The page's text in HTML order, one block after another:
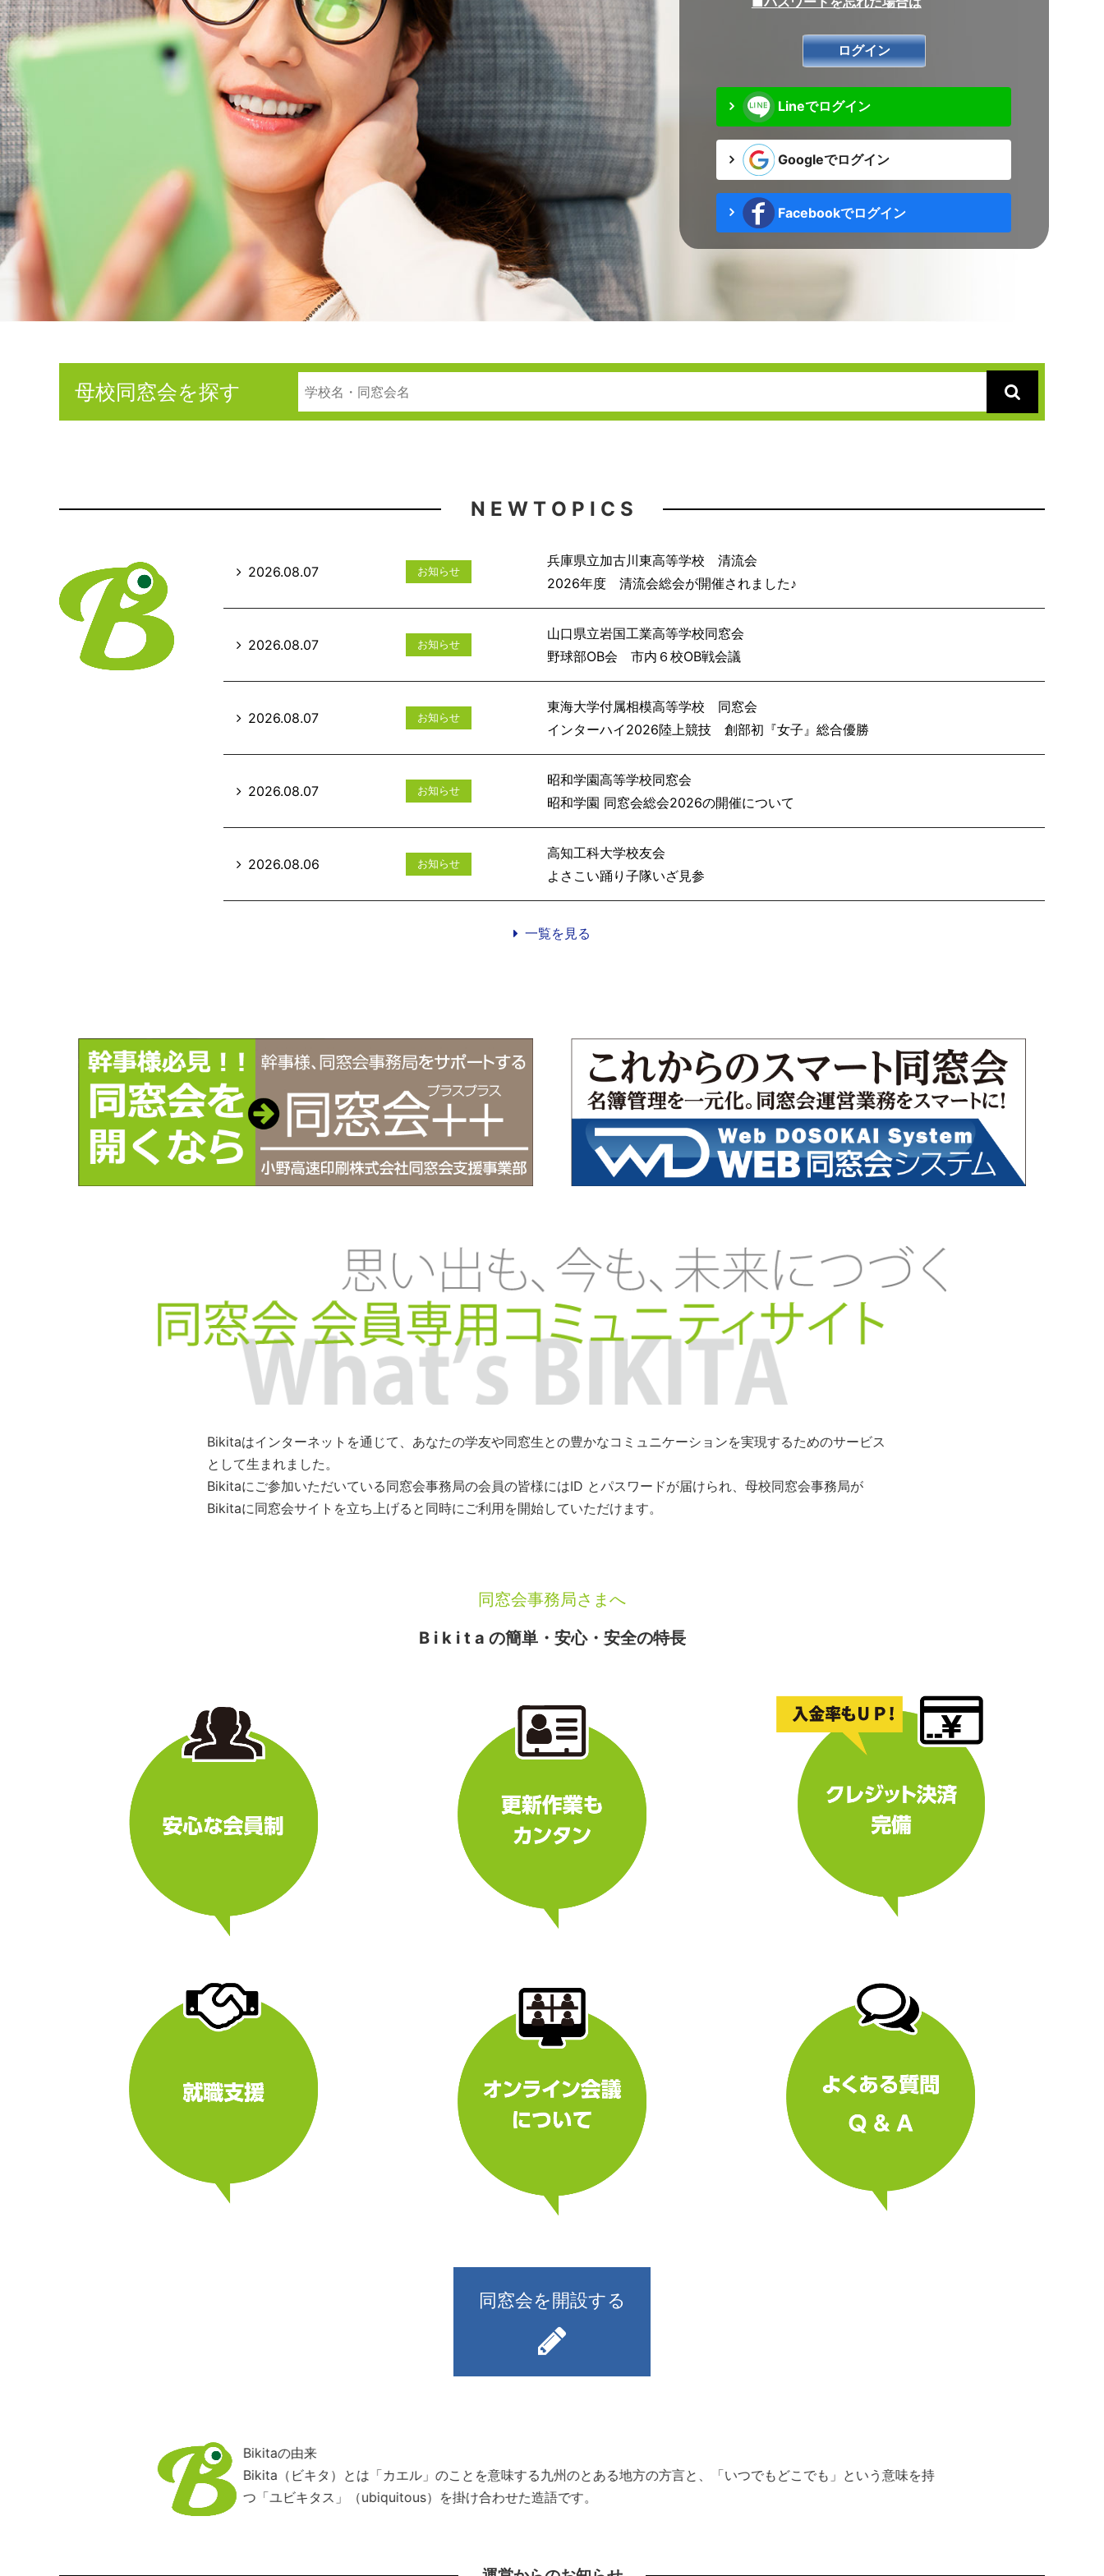
Lineでログイン
Googleでログイン
Facebookでログイン
母校同窓会を探す
N E W T O P I C S
2026.08.07 お知らせ
兵庫県立加古川東高等学校 清流会
2026年度 清流会総会が開催されました♪
2026.08.07 お知らせ
山口県立岩国工業高等学校同窓会
野球部OB会 市内６校OB戦会議
2026.08.07 お知らせ
東海大学付属相模高等学校 同窓会
インターハイ2026陸上競技 創部初『女子』総合優勝
2026.08.07 お知らせ
昭和学園高等学校同窓会
昭和学園 同窓会総会2026の開催について
2026.08.06 お知らせ
高知工科大学校友会
よさこい踊り子隊いざ見参
一覧を見る
Bikitaはインターネットを通じて、あなたの学友や同窓生との豊かなコミュニケーションを実現するためのサービス
として生まれました。
Bikitaにご参加いただいている同窓会事務局の会員の皆様にはID とパスワードが届けられ、母校同窓会事務局が
Bikitaに同窓会サイトを立ち上げると同時にご利用を開始していただけます。
同窓会事務局さまへ
B i k i t a の簡単・安心・安全の特長
同窓会を開設する
Bikitaの由来
Bikita（ビキタ）とは「カエル」のことを意味する九州のとある地方の方言と、「いつでもどこでも」という意味を持
つ「ユビキタス」（ubiquitous）を掛け合わせた造語です。